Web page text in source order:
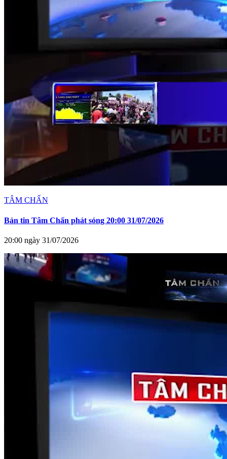
TÂM CHẤN
Bản tin Tâm Chấn phát sóng 20:00 31/07/2026
20:00 ngày 31/07/2026